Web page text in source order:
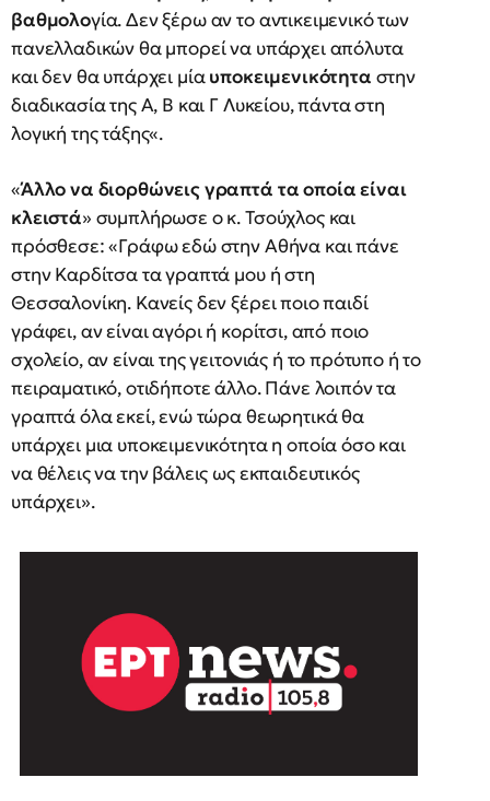
βαθμολογία. Δεν ξέρω αν το αντικειμενικό των
πανελλαδικών θα μπορεί να υπάρχει απόλυτα
και δεν θα υπάρχει μίαυποκειμενικότητα στην
διαδικασία της Α, Β και Γ Λυκείου, πάντα στη
λογική της τάξης«.
«Άλλο να διορθώνεις γραπτά τα οποία είναι
κλειστά» συμπλήρωσε ο κ. Τσούχλος και
πρόσθεσε: «Γράφω εδώ στην Αθήνα και πάνε
στην Καρδίτσα τα γραπτά μου ή στη
Θεσσαλονίκη. Κανείς δεν ξέρει ποιο παιδί
γράφει, αν είναι αγόρι ή κορίτσι, από ποιο
σχολείο, αν είναι της γειτονιάς ή το πρότυπο ή το
πειραματικό, οτιδήποτε άλλο. Πάνε λοιπόν τα
γραπτά όλα εκεί, ενώ τώρα θεωρητικά θα
υπάρχει μια υποκειμενικότητα η οποία όσο και
να θέλεις να την βάλεις ως εκπαιδευτικός
υπάρχει».